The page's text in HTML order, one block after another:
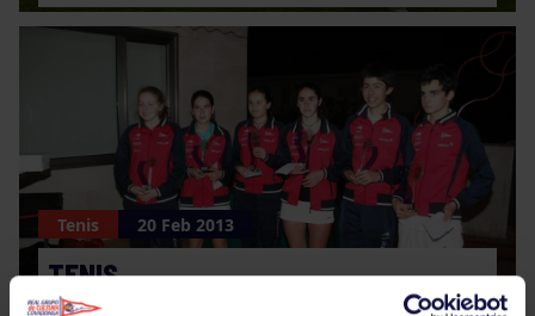
Tenis 20 Feb 2013
TENIS